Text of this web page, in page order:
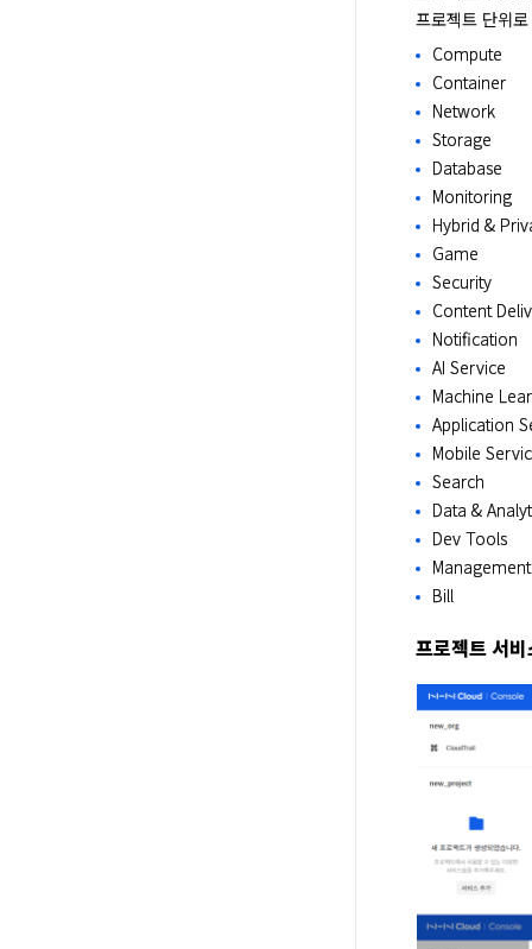
프로젝트 단위
Compute
Container
Network
Storage
Database
Monitoring
Hybrid &
Game
Security
Content
Notification
AI Service
Machine
Application
Mobile
Search
Data &
Dev Tools
Management
Bill
프로젝트 서